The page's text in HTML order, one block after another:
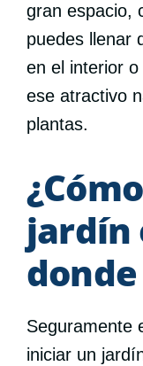
gran espacio,
puedes llenar
en el interior
ese atractivo
plantas.
jardín
Seguramente
iniciar un